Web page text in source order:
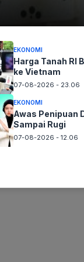
EKONOMI
Harga Tanah RI
ke Vietnam
07-08-2026 - 23.06
EKONOMI
Awas Penipuan
Sampai Rugi
07-08-2026 - 12.06